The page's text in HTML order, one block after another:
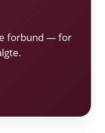
forbund — for